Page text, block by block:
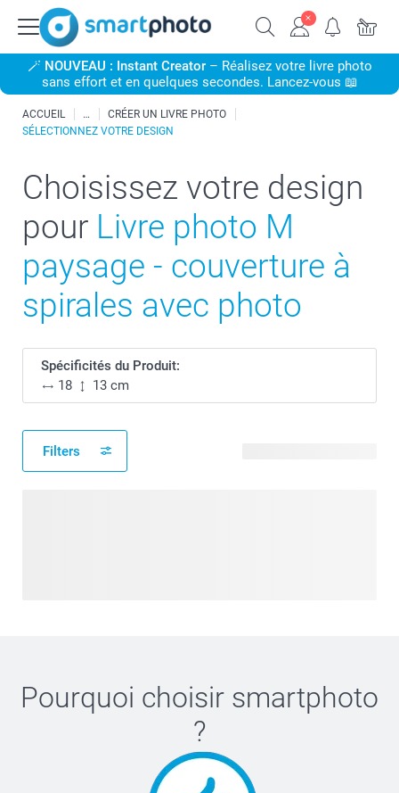
🪄 NOUVEAU : Instant Creator– Réalisez votre livre photo
sans effort et en quelques secondes. Lancez-vous 📖
ACCUEIL
CRÉER UN LIVRE PHOTO
SÉLECTIONNEZ VOTRE DESIGN
Choisissez votre design
pour Livre photo M
paysage - couverture à
spirales avec photo
Spécificités du Produit:
18
13 cm
Filters
Pourquoi choisir smartphoto
?